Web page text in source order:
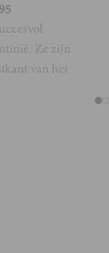
Ze zijn
van het